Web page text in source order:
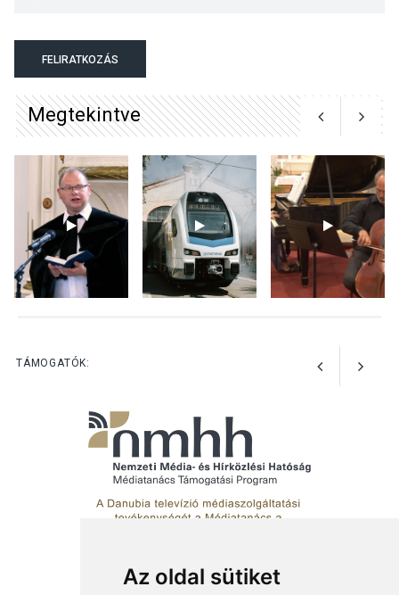
Az oldal sütiket
a parkolási díjak
Nőtt a fontosabb nyári
gyümölcsök
termésmennyisége
2026 AUG 04
FELIRATKOZÁS
Megtekintve
TÁMOGATÓK: